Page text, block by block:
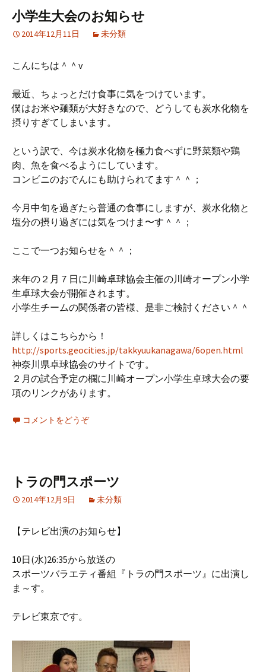
小学生大会のお知らせ
2014年12月11日 未分類
こんにちは＾＾v
最近、ちょっとだけ食事に気をつけています。
僕はお米や麺類が大好きなので、どうしても炭水化物を
摂りすぎてしまいます。
という訳で、今は炭水化物を極力食べずに野菜類や鶏
肉、魚を食べるようにしています。
コンビニのおでんにも助けられてます＾＾；
今月中旬を過ぎたら普通の食事にしますが、炭水化物と
塩分の摂り過ぎには気をつけま〜す＾＾；
ここで一つお知らせを＾＾；
来年の２月７日に川崎卓球協会主催の川崎オープン小学
生卓球大会が開催されます。
小学生チームの関係者の皆様、是非ご検討ください＾＾
詳しくはこちらから！
http://sports.geocities.jp/takkyuukanagawa/6open.html
神奈川県卓球協会のサイトです。
２月の試合予定の欄に川崎オープン小学生卓球大会の要
項のリンクがあります。
コメントをどうぞ
トラの門スポーツ
2014年12月9日 未分類
【テレビ出演のお知らせ】
10日(水)26:35から放送の
スポーツバラエティ番組『トラの門スポーツ』に出演し
ま～す。
テレビ東京です。